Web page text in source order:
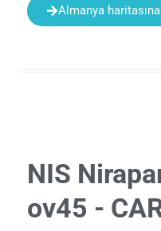
Almanya haritasına
NIS
ov45 -